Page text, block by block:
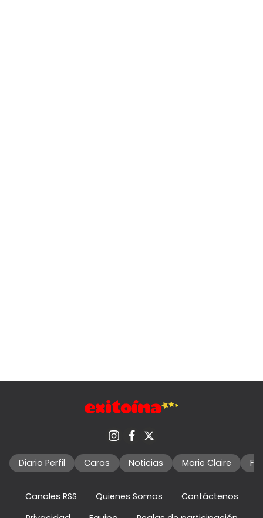
Diario Perfil Caras Noticias Marie Claire
Canales RSS Quienes Somos
Contáctenos